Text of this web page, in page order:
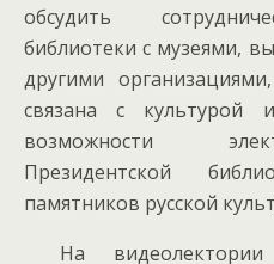
обсудить
библиотеки с музеями,
другими
связана с культурой
возможности
Президентской
памятников русской
На